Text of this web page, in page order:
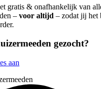
gratis & onafhankelijk van
– voor altijd – zodat jij het
gezocht?
aan